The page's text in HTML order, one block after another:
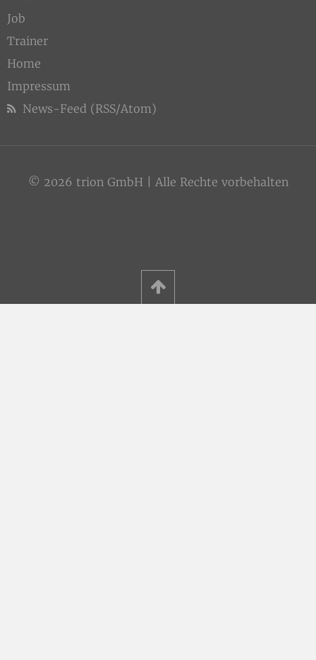
Job
Trainer
Home
Impressum
News-Feed (RSS/Atom)
© 2026 trion GmbH | Alle Rechte vorbehalten